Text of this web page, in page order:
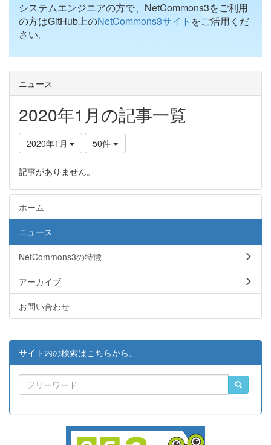
システムエンジニアの方で、NetCommons3をご利用
の方はGitHub上のNetCommons3サイト をご活用くだ
さい。
ニュース
2020年1月の記事一覧
2020年1月 50件
記事がありません。
ホーム
ニュース
NetCommons3の特徴
アーカイブ
お問い合わせ
サイト内の検索はこちらから。